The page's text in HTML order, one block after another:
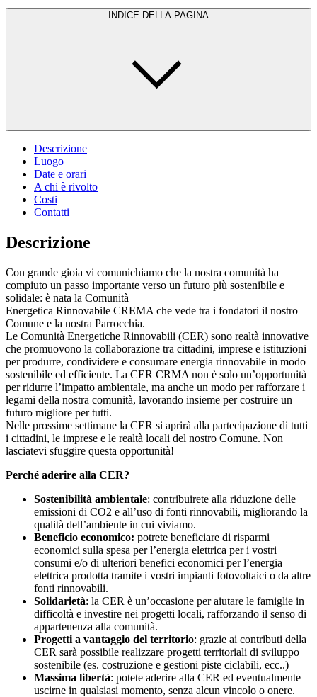
INDICE DELLA PAGINA
Descrizione
Luogo
Date e orari
A chi è rivolto
Costi
Contatti
Descrizione
Con grande gioia vi comunichiamo che la nostra comunità ha
compiuto un passo importante verso un futuro più sostenibile e
solidale: è nata la Comunità
Energetica Rinnovabile CREMA che vede tra i fondatori il nostro
Comune e la nostra Parrocchia.
Le Comunità Energetiche Rinnovabili (CER) sono realtà innovative
che promuovono la collaborazione tra cittadini, imprese e istituzioni
per produrre, condividere e consumare energia rinnovabile in modo
sostenibile ed efficiente. La CER CRMA non è solo un’opportunità
per ridurre l’impatto ambientale, ma anche un modo per rafforzare i
legami della nostra comunità, lavorando insieme per costruire un
futuro migliore per tutti.
Nelle prossime settimane la CER si aprirà alla partecipazione di tutti
i cittadini, le imprese e le realtà locali del nostro Comune. Non
lasciatevi sfuggire questa opportunità!
Perché aderire alla CER?
Sostenibilità ambientale: contribuirete alla riduzione delle
emissioni di CO2 e all’uso di fonti rinnovabili, migliorando la
qualità dell’ambiente in cui viviamo.
Beneficio economico: potrete beneficiare di risparmi
economici sulla spesa per l’energia elettrica per i vostri
consumi e/o di ulteriori benefici economici per l’energia
elettrica prodotta tramite i vostri impianti fotovoltaici o da altre
fonti rinnovabili.
Solidarietà: la CER è un’occasione per aiutare le famiglie in
difficoltà e investire nei progetti locali, rafforzando il senso di
appartenenza alla comunità.
Progetti a vantaggio del territorio: grazie ai contributi della
CER sarà possibile realizzare progetti territoriali di sviluppo
sostenibile (es. costruzione e gestioni piste ciclabili, ecc..)
Massima libertà: potete aderire alla CER ed eventualmente
uscirne in qualsiasi momento, senza alcun vincolo o onere.